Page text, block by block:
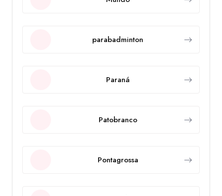
parabadminton
Paraná
Patobranco
Pontagrossa